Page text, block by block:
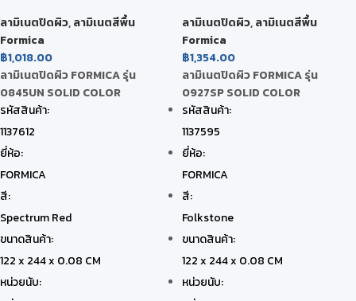
ลามิเนตปิดผิว,ลามิเนตสีพื้น
Formica
฿1,018.00
ลามิเนตปิดผิว FORMICA รุ่น
0845UN SOLID COLOR
รหัสสินค้า:
1137612
ยี่ห้อ:
FORMICA
สี:
Spectrum Red
ขนาดสินค้า:
122 x 244 x 0.08 CM
หน่วยนับ:
ลามิเนตปิดผิว,ลามิเนตสีพื้น
Formica
฿1,354.00
ลามิเนตปิดผิว FORMICA รุ่น
0927SP SOLID COLOR
รหัสสินค้า:
1137595
ยี่ห้อ:
FORMICA
สี:
Folkstone
ขนาดสินค้า:
122 x 244 x 0.08 CM
หน่วยนับ: